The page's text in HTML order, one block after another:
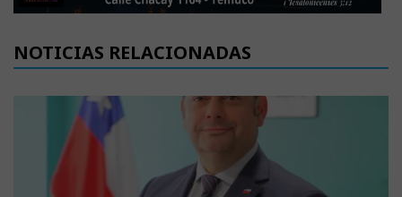
NOTICIAS RELACIONADAS